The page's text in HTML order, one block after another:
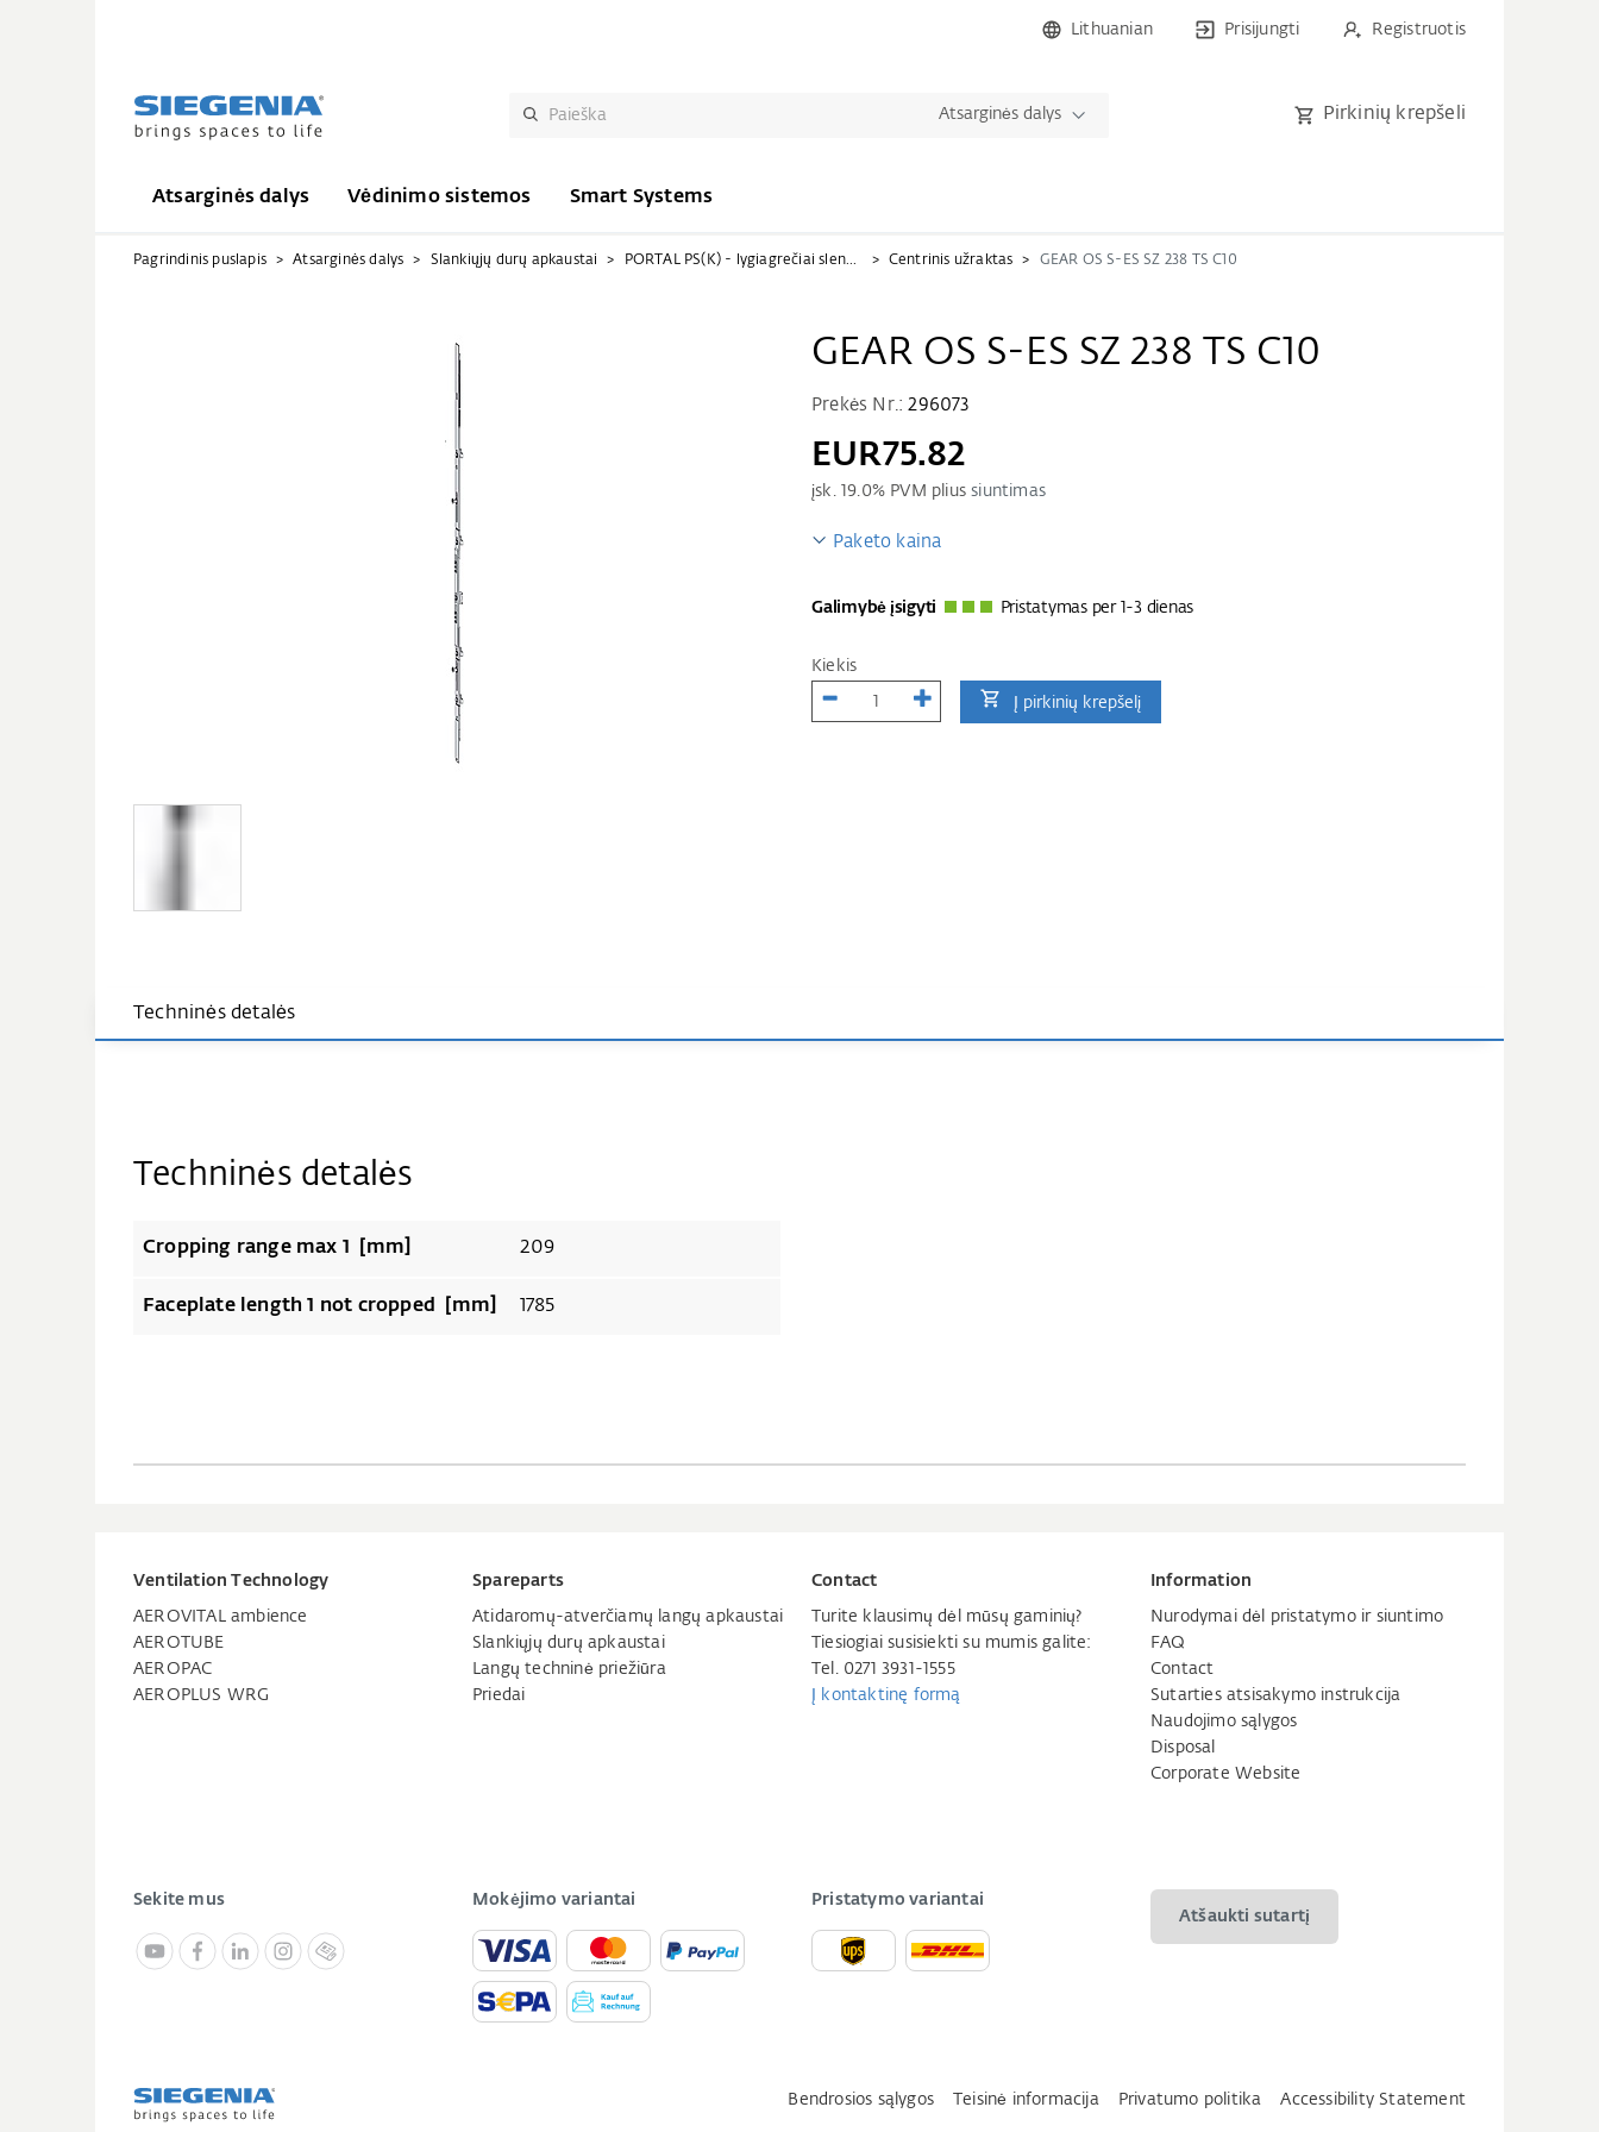
Lithuanian Prisijungti Registruotis
Atsarginės dalys Pirkinių krepšeli
Atsarginės dalys Vėdinimo sistemos Smart Systems
Pagrindinis puslapis Atsarginės dalys Slankiųjų durų apkaustai PORTAL PS(K) - lygiagrečiai slenkamasis (atverčiamasis) Centrinis užraktas GEAR OS S-ES SZ 238 TS C10
GEAR OS S-ES SZ 238 TS C10
Prekės Nr.:296073
EUR75.82
įsk. 19.0% PVM pliussiuntimas
Paketo kaina
Galimybė įsigyti Pristatymas per 1-3 dienas
Kiekis
Į pirkinių krepšelį
Techninės detalės
Techninės detalės
Cropping range max 1 [mm] 209
Faceplate length 1 not cropped [mm] 1785
Ventilation Technology
AEROVITAL ambience
AEROTUBE
AEROPAC
AEROPLUS WRG
Spareparts
Atidaromų-atverčiamų langų apkaustai
Slankiųjų durų apkaustai
Langų techninė priežiūra
Priedai
Contact
Turite klausimų dėl mūsų gaminių?
Tiesiogiai susisiekti su mumis galite:
Tel. 0271 3931-1555
Į kontaktinę formą
Information
Nurodymai dėl pristatymo ir siuntimo
FAQ
Contact
Sutarties atsisakymo instrukcija
Naudojimo sąlygos
Disposal
Corporate Website
Sekite mus Mokėjimo variantai
Pristatymo variantai
Atšaukti sutartį
Bendrosios sąlygos Teisinė informacija Privatumo politika Accessibility Statement